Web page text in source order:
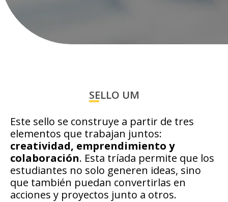
SELLO UM
Este sello se construye a partir de tres
elementos que trabajan juntos:
creatividad, emprendimiento y
colaboración. Esta tríada permite que los
estudiantes no solo generen ideas, sino
que también puedan convertirlas en
acciones y proyectos junto a otros.